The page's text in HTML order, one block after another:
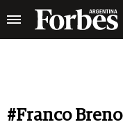
#Franco Breno